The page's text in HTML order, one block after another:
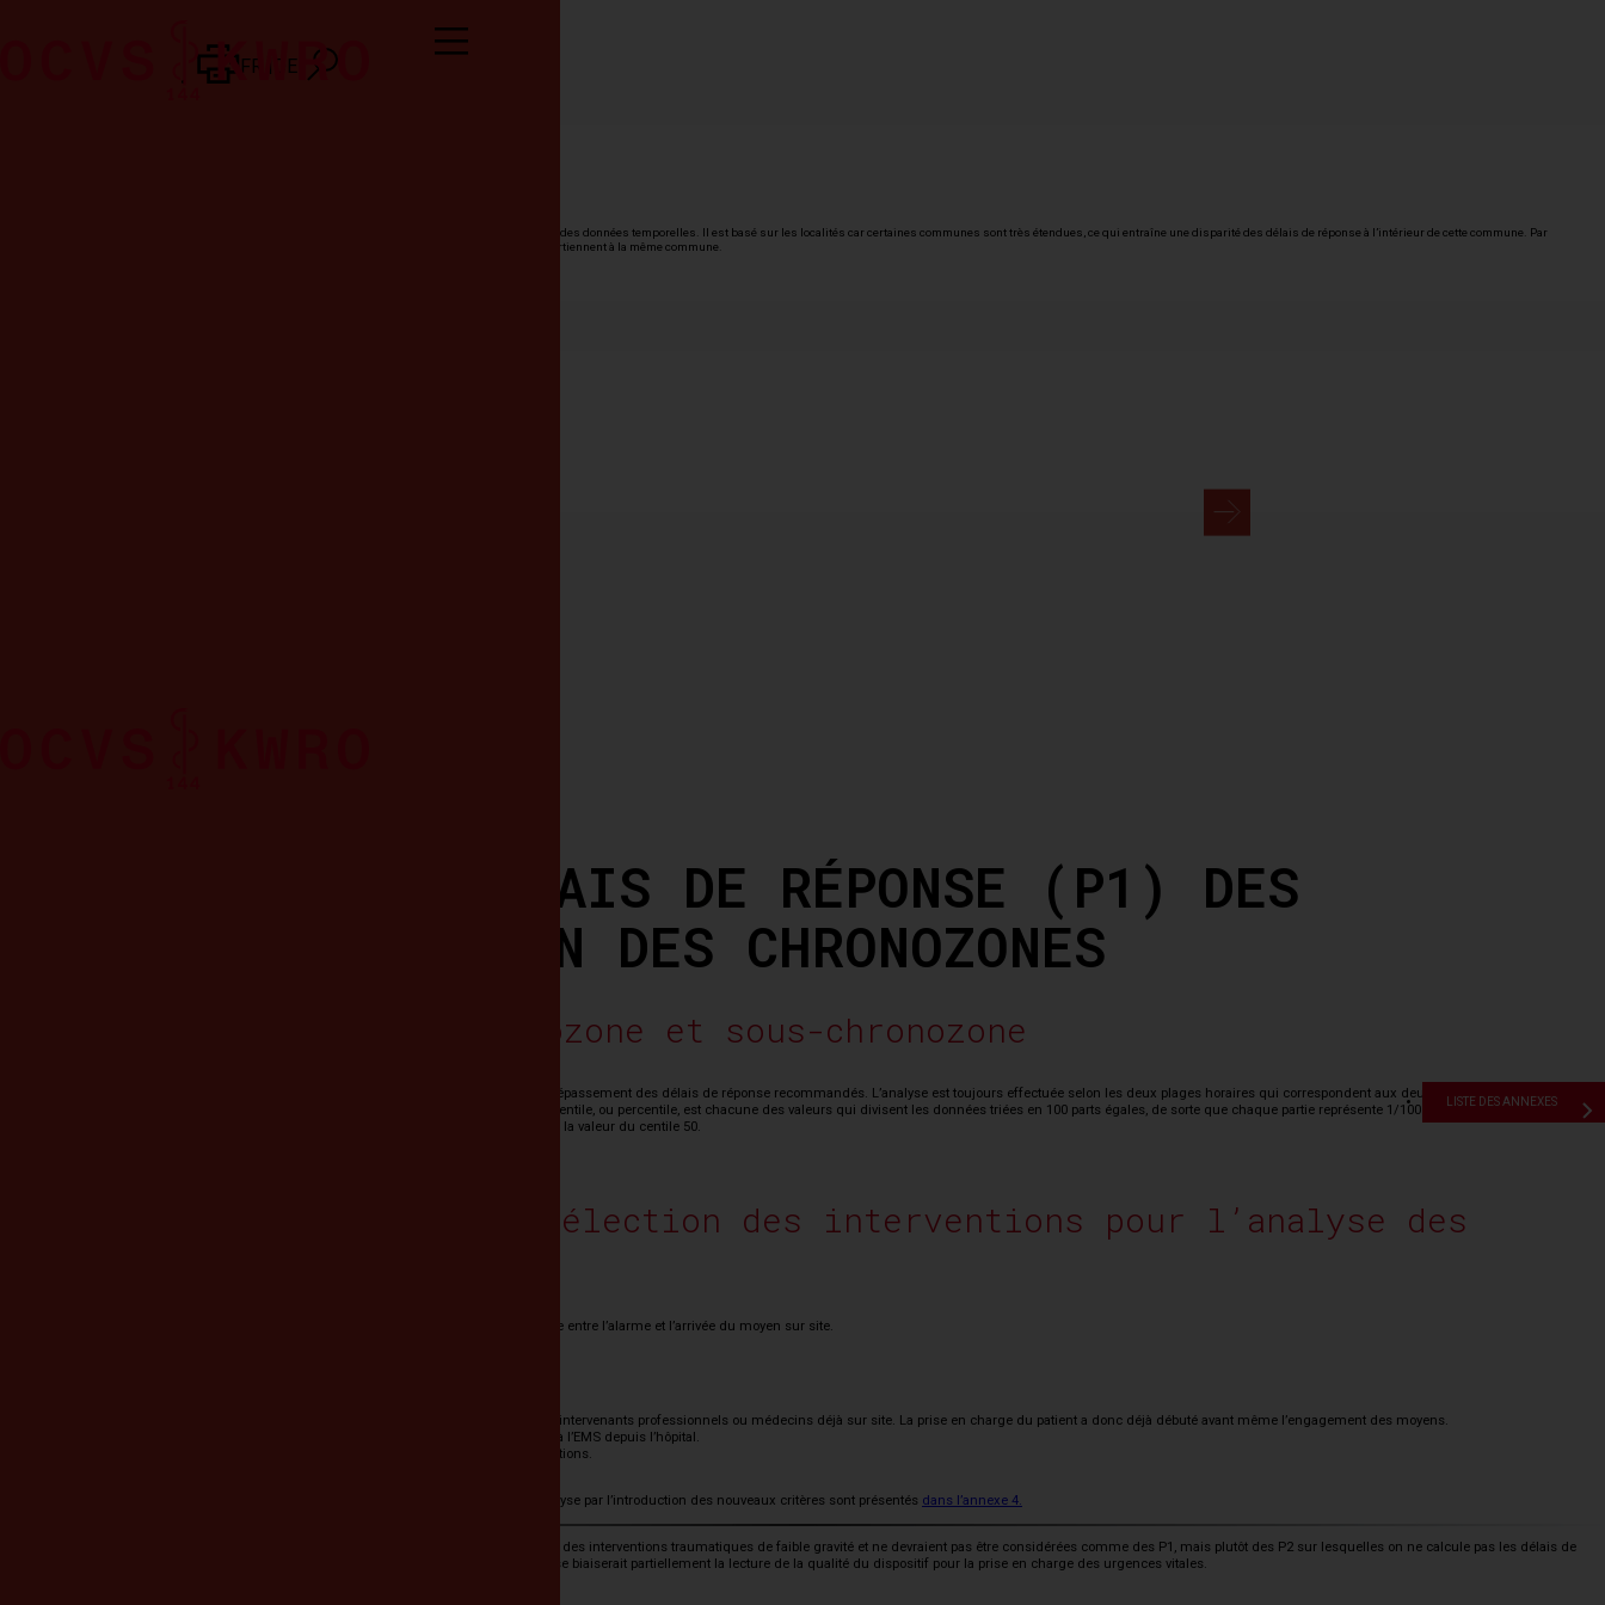
FR
FR DE
Une sous-chronozone est un ensemble de localités. Ce découpage plus fin a été réalisé pour analyser des données temporelles. Il est basé sur les localités car certaines communes sont très étendues, ce qui entraîne une disparité des délais de réponse à l’intérieur de cette commune. Par
exemple, Haute-Nendaz et Aproz n’appartiennent pas à la même sous-chronozone alors qu’elles appartiennent à la même commune.
LISTE DES ANNEXES
RÉSULTATS DES DÉLAIS DE RÉPONSE (P1) DES
AMBULANCES AU SEIN DES CHRONOZONES
Délais de réponse par chronozone et sous-chronozone
Le critère de classement retenu est le nombre d’interventions P1 en 2024 qui présente un dépassement des délais de réponse recommandés. L’analyse est toujours effectuée selon les deux plages horaires qui correspondent aux deux dispositifs de jour et de
nuit. Les tableaux 2 et 3 indiquent uniquement les délais de réponse des ambulances. Le centile, ou percentile, est chacune des valeurs qui divisent les données triées en 100 parts égales, de sorte que chaque partie représente 1/100 de l’échantillon. Le centile 90
correspond à la valeur de la 90ème partie. Le nombre médian (ou la médiane) correspond à la valeur du centile 50.
Adaptation des critères de sélection des interventions pour l’analyse des
Le graphique 12, au chapitre 3.4.1 explique que le délai de réponse est le temps qui s’écoule entre l’alarme et l’arrivée du moyen sur site.
Codes 80 à 83 : ces codes correspondent à des demandes d’engagements par des intervenants professionnels ou médecins déjà sur site. La prise en charge du patient a donc déjà débuté avant même l’engagement des moyens.
Codes 84 et 85 : ces codes correspondent à des retours à domicile, respectivement à l’EMS depuis l’hôpital.
Code 100 : ce code correspond à un critère de coordination entre moyens d’interventions.
Les délais d’interventions et leur pourcentage concernant les interventions exclues de l’analyse par l’introduction des nouveaux critères sont présentés dans l’annexe 4.
Les missions relatives aux engagements avec un code 60 sont dans la plupart du temps des interventions traumatiques de faible gravité et ne devraient pas être considérées comme des P1, mais plutôt des P2 sur lesquelles on ne calcule pas les délais de
réponse. Les garder dans la sélection d’interventions servant au calcul des délais de réponse biaiserait partiellement la lecture de la qualité du dispositif pour la prise en charge des urgences vitales.